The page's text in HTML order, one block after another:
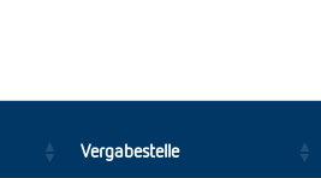
Vergabestelle